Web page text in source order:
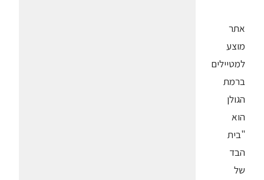
אתר
מוצע
למטיילים
ברמת
הגולן
הוא
"בית
הבד
של